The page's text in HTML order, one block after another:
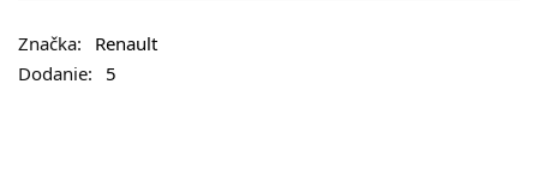
vlhkosti a nečistôt, čím chráni podlahu auta.
V závislosti od konkrétneho modelu automobilu sú
Renault
5